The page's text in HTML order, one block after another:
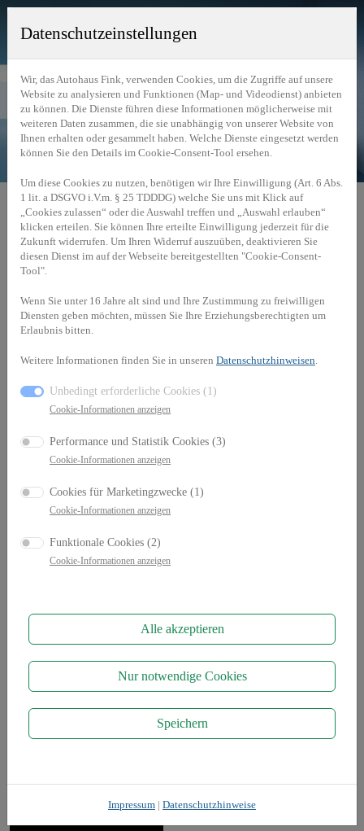
Fahrzeuge » Gebraucht- & Vorführwagen
Freude am Fahren erleben mit unseren BMW Neuwagen.
Sie wollen ein Fahrzeug testen?
Sehr gerne! Buchen Sie sich eine Probefahrt.
Ihr gewünschter Gebrauchtwagen ist nicht dabei?
Kontaktieren Sie uns! Täglich gibt es neue Jahreswagen
Zu unseren Neuwagen
Probefahrt vereinbaren
Datenschutzeinstellungen
Wir, das Autohaus Fink, verwenden Cookies, um die Zugriffe auf unsere
Website zu analysieren und Funktionen (Map- und Videodienst) anbieten
zu können. Die Dienste führen diese Informationen möglicherweise mit
weiteren Daten zusammen, die sie unabhängig von unserer Website von
Ihnen erhalten oder gesammelt haben. Welche Dienste eingesetzt werden
können Sie den Details im Cookie-Consent-Tool ersehen.
Um diese Cookies zu nutzen, benötigen wir Ihre Einwilligung (Art. 6 Abs.
1 lit. a DSGVO i.V.m. § 25 TDDDG) welche Sie uns mit Klick auf
„Cookies zulassen“ oder die Auswahl treffen und „Auswahl erlauben“
klicken erteilen. Sie können Ihre erteilte Einwilligung jederzeit für die
Zukunft widerrufen. Um Ihren Widerruf auszuüben, deaktivieren Sie
diesen Dienst im auf der Webseite bereitgestellten "Cookie-Consent-
Tool".
Wenn Sie unter 16 Jahre alt sind und Ihre Zustimmung zu freiwilligen
Diensten geben möchten, müssen Sie Ihre Erziehungsberechtigten um
Erlaubnis bitten.
Weitere Informationen finden Sie in unseren Datenschutzhinweisen
Unbedingt erforderliche Cookies (1)
Cookie-Informationen anzeigen
Performance und Statistik Cookies (3)
Cookie-Informationen anzeigen
Cookies für Marketingzwecke (1)
Cookie-Informationen anzeigen
Funktionale Cookies (2)
Cookie-Informationen anzeigen
Alle akzeptieren
Nur notwendige Cookies
Speichern
Impressum | Datenschutzhinweise